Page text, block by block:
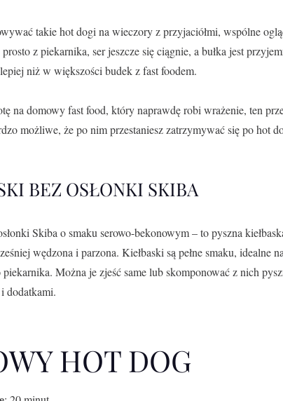
takie hot dogi na wieczory z przyjaciółmi, wspólne
z piekarnika, ser jeszcze się ciągnie, a bułka jest
niż w większości budek z fast foodem.
na domowy fast food, który naprawdę robi wrażenie, ten
możliwe, że po nim przestaniesz zatrzymywać się po hot
BEZ OSŁONKI SKIBA
Skiba o smaku serowo-bekonowym – to pyszna
wędzona i parzona. Kiełbaski są pełne smaku, idealne
Można je zjeść same lub skomponować z nich
dodatkami.
HOT DOG